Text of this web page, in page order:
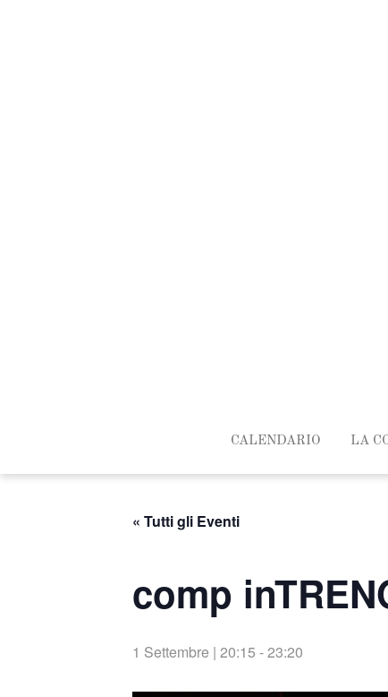
CALENDARIO LA
« Tutti gli Eventi
comp
1 Settembre | 20:15 -23:20